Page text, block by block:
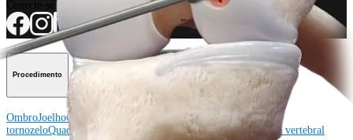
Procedimento
OmbroJoelhoCotovelo
tornozeloQuadril Ortobiológicos Cirurgia cardiotorácica Coluna vertebral